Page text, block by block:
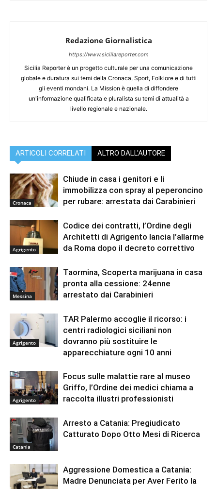
Redazione Giornalistica
https://www.siciliareporter.com
Sicilia Reporter è un progetto culturale per una comunicazione
globale e duratura sui temi della Cronaca, Sport, Folklore e di tutti
gli eventi mondani. La Mission è quella di diffondere
un'informazione qualificata e pluralista su temi di attualità a
livello regionale e nazionale.
ARTICOLI CORRELATI ALTRO DALL'AUTORE
Cronaca
Chiude in casa i genitori e li
immobilizza con spray al peperoncino
per rubare: arrestata dai Carabinieri
Agrigento
Codice dei contratti, l’Ordine degli
Architetti di Agrigento lancia l’allarme
da Roma dopo il decreto correttivo
Messina
Taormina, Scoperta marijuana in casa
pronta alla cessione: 24enne
arrestato dai Carabinieri
Agrigento
TAR Palermo accoglie il ricorso: i
centri radiologici siciliani non
dovranno più sostituire le
apparecchiature ogni 10 anni
Agrigento
Focus sulle malattie rare al museo
Griffo, l’Ordine dei medici chiama a
raccolta illustri professionisti
Catania
Arresto a Catania: Pregiudicato
Catturato Dopo Otto Mesi di Ricerca
Aggressione Domestica a Catania:
Madre Denunciata per Aver Ferito la